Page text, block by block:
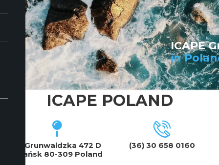
ICAPE
in
ICAPE POLAND
Al. Grunwaldzka 472 D
Gdańsk 80-309 Poland
(36) 30 658 0160